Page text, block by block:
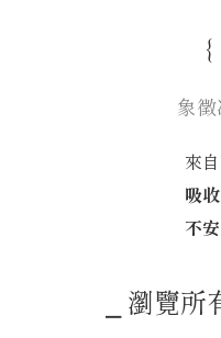
象
來
吸
不
⎯ 瀏覽所